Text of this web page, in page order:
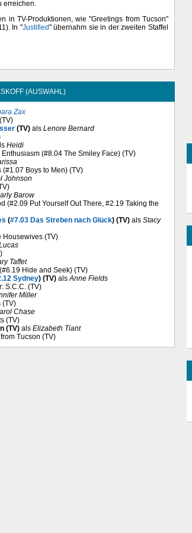
erreichen.
in TV-Produktionen, wie "Greetings from Tucson"
In "Justified" übernahm sie in der zweiten Staffel
(AUSWAHL)
Zax
(TV) als Lenore Bernard
Heidi
(#8.04 The Smiley Face) (TV)
Boys to Men) (TV)
Johnson
Barow
(#2.09 Put Yourself Out There, #2.19 Taking the
(#7.03 Das Streben nach Glück) (TV) als Stacy
Housewives (TV)
Taffet
Hide and Seek) (TV)
Sydney) (TV) alsAnne Fields
S.C.C. (TV)
Miller
(TV)
Chase
(TV)
(TV) als Elizabeth Tiant
Tucson (TV)